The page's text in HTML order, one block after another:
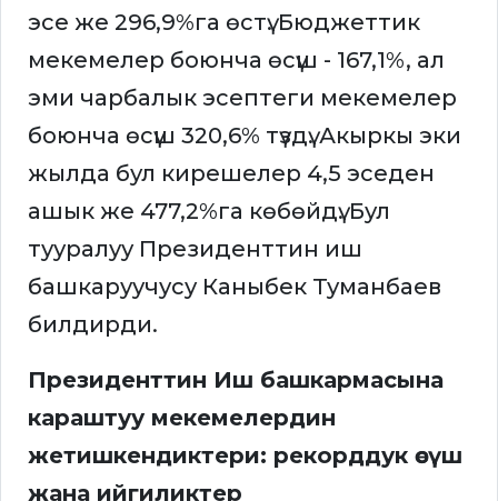
эсе же 296,9%га өстү. Бюджеттик
мекемелер боюнча өсүш - 167,1%, ал
эми чарбалык эсептеги мекемелер
боюнча өсүш 320,6% түздү. Акыркы эки
жылда бул кирешелер 4,5 эседен
ашык же 477,2%га көбөйдү. Бул
тууралуу Президенттин иш
башкаруучусу Каныбек Туманбаев
билдирди.
Президенттин Иш башкармасына
караштуу мекемелердин
жетишкендиктери: рекорддук өсүш
жана ийгиликтер